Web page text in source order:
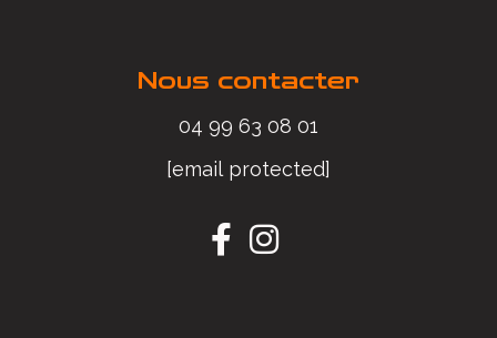
Nous contacter
04 99 63 08 01
[email protected]
 